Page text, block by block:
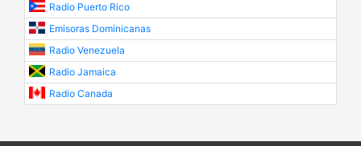
Radio Puerto Rico
Emisoras Dominicanas
Radio Venezuela
Radio Jamaica
Radio Canada